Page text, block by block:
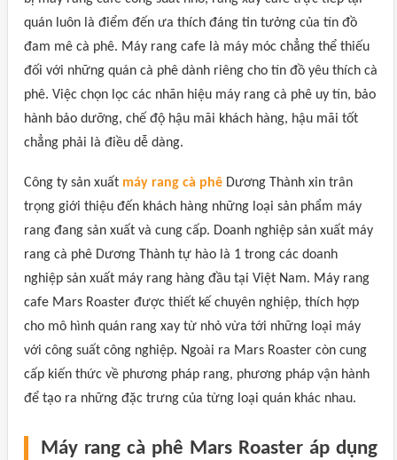
quán luôn là điểm đến ưa thích đáng tin tưởng của tín đồ
đam mê cà phê. Máy rang cafe là máy móc chẳng thể thiếu
đối với những quán cà phê dành riêng cho tín đồ yêu thích cà
phê. Việc chọn lọc các nhãn hiệu máy rang cà phê uy tín, bảo
hành bảo dưỡng, chế độ hậu mãi khách hàng, hậu mãi tốt
chẳng phải là điều dễ dàng.
Công ty sản xuất máy rang cà phê Dương Thành xin trân
trọng giới thiệu đến khách hàng những loại sản phẩm máy
rang đang sản xuất và cung cấp. Doanh nghiệp sản xuất máy
rang cà phê Dương Thành tự hào là 1 trong các doanh
nghiệp sản xuất máy rang hàng đầu tại Việt Nam. Máy rang
cafe Mars Roaster được thiết kế chuyên nghiệp, thích hợp
cho mô hình quán rang xay từ nhỏ vừa tới những loại máy
với công suất công nghiệp. Ngoài ra Mars Roaster còn cung
cấp kiến thức về phương pháp rang, phương pháp vận hành
để tạo ra những đặc trưng của từng loại quán khác nhau.
Máy rang cà phê Mars Roaster áp dụng